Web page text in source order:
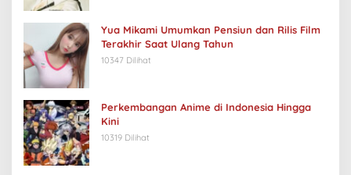
Yua Mikami Umumkan Pensiun dan Rilis Film
Terakhir Saat Ulang Tahun
10347 Dilihat
Perkembangan Anime di Indonesia Hingga
Kini
10319 Dilihat